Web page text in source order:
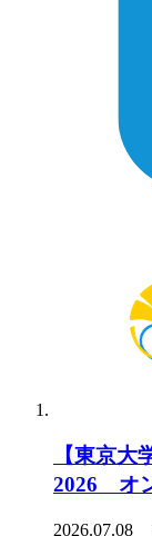
【東京大
2026 オ
2026.07.08